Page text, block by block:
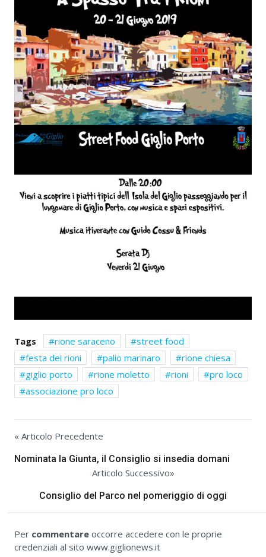
Tags rione saraceno
street food
festa dei rioni
palio marinaro
rione chiesa
giglio porto
rione moletto rioni
pro loco
associazione pro loco
« Articolo Precedente
Nominata la Giunta, il Consiglio si insedia domani
Articolo Successivo»
Consiglio del Parco nel pomeriggio di oggi
Per commentare occorre accedere con le proprie
credenziali al sito www.giglionews.it